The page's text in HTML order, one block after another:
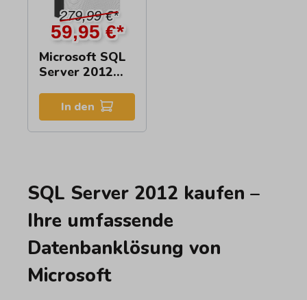
Microsoft SQL
Server 2012
59,95 €*
279,99 €*
In den
SQL Server 2012 kaufen –
Ihre umfassende
Datenbanklösung von
Microsoft